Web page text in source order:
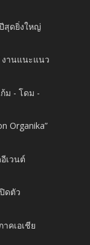
สุดยิ่งใหญ่
งานแนะแนว
ม - โดม -
Organika”
เวนต์
ดตัว
คเอเชีย